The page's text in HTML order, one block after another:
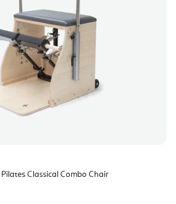
Pilates Classical Combo Chair